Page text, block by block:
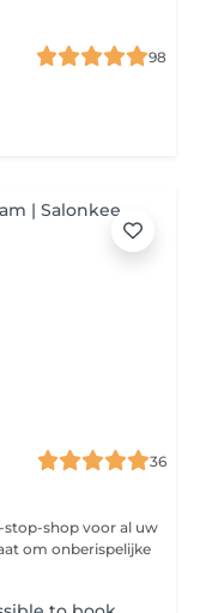
98
36
stop-shop voor al uw
om onberispelijke